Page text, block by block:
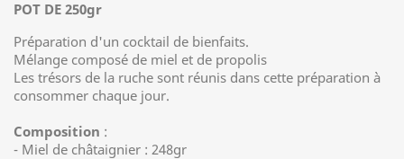
POT DE 250gr
Préparation d'un cocktail de bienfaits.
Mélange composé de miel et de propolis
Les trésors de la ruche sont réunis dans cette préparation à
consommer chaque jour.
Composition :
- Miel de châtaignier : 248gr